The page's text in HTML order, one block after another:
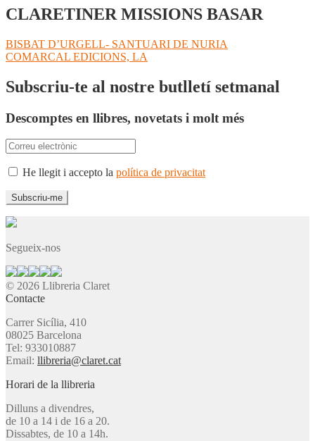
CLARETINER MISSIONS BASAR
Navegació
d'entrades
Entrada
anterior:
BISBAT D’URGELL- SANTUARI DE NURIA
Pròxima
COMARCAL EDICIONS, LA
Subscriu-te al nostre butlletí setmanal
Descomptes en llibres, novetats i molt més
He llegit i accepto la política de privacitat
Segueix-nos
© 2026 Llibreria Claret
Contacte
Carrer Sicília, 410
08025 Barcelona
Tel: 933010887
Email: llibreria@claret.cat
Horari de la llibreria
Dilluns a divendres,
de 10 a 14 i de 16 a 20.
Dissabtes, de 10 a 14h.